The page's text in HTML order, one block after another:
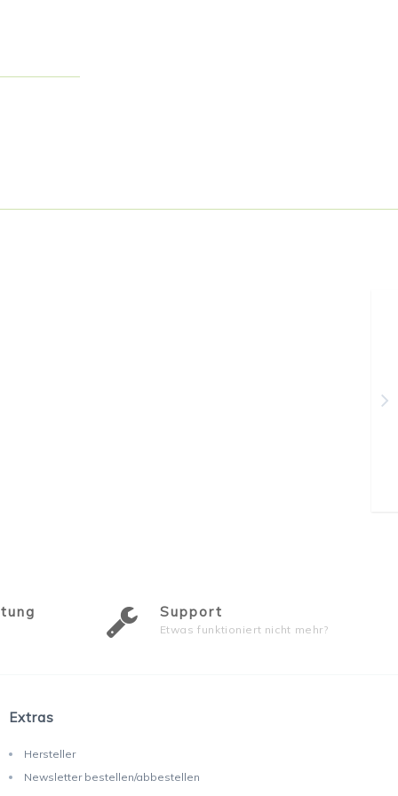
Support
Etwas funktioniert nicht mehr?
Extras
Hersteller
Newsletter bestellen/abbestellen